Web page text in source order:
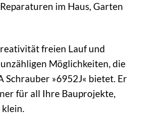
im Haus, Garten
freien Lauf und
Möglichkeiten, die
Schrauber »6952J« bietet. Er
für all Ihre Bauprojekte,